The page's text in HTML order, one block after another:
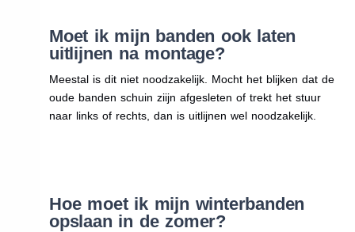
Moet ik mijn banden ook laten
uitlijnen na montage?
Meestal is dit niet noodzakelijk. Mocht het blijken dat de
oude banden schuin ziijn afgesleten of trekt het stuur
naar links of rechts, dan is uitlijnen wel noodzakelijk.
Hoe moet ik mijn winterbanden
opslaan in de zomer?